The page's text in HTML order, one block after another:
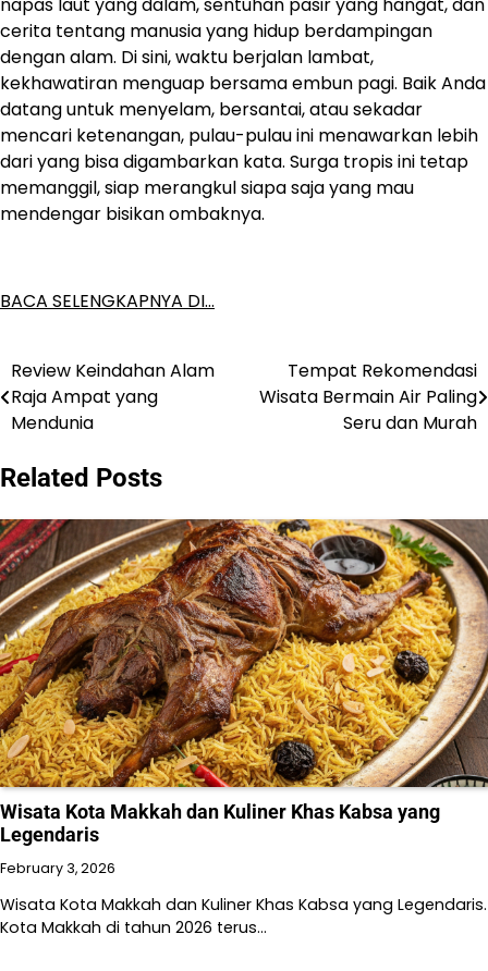
napas laut yang dalam, sentuhan pasir yang hangat, dan
cerita tentang manusia yang hidup berdampingan
dengan alam. Di sini, waktu berjalan lambat,
kekhawatiran menguap bersama embun pagi. Baik Anda
datang untuk menyelam, bersantai, atau sekadar
mencari ketenangan, pulau-pulau ini menawarkan lebih
dari yang bisa digambarkan kata. Surga tropis ini tetap
memanggil, siap merangkul siapa saja yang mau
mendengar bisikan ombaknya.
BACA SELENGKAPNYA DI…
Post
navigation
Review Keindahan Alam
Raja Ampat yang
Mendunia
Tempat Rekomendasi
Wisata Bermain Air Paling
Seru dan Murah
Related Posts
Wisata Kota Makkah dan Kuliner Khas Kabsa yang
Legendaris
February 3, 2026
Wisata Kota Makkah dan Kuliner Khas Kabsa yang Legendaris.
Kota Makkah di tahun 2026 terus…